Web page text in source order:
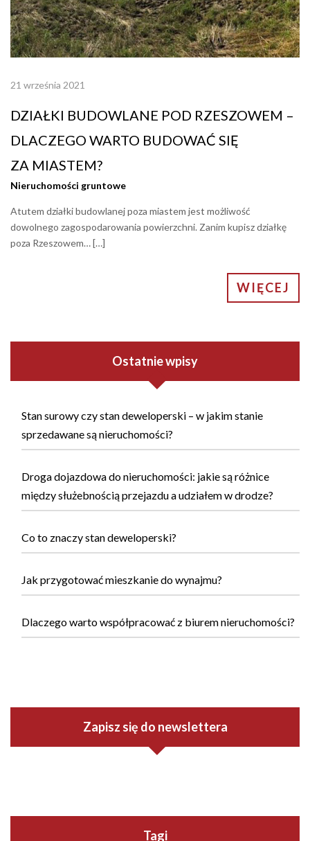
21 września 2021
DZIAŁKI BUDOWLANE POD RZESZOWEM –
DLACZEGO WARTO BUDOWAĆ SIĘ
ZA MIASTEM?
Nieruchomości gruntowe
Atutem działki budowlanej poza miastem jest możliwość
dowolnego zagospodarowania powierzchni. Zanim kupisz działkę
poza Rzeszowem… […]
WIĘCEJ
Ostatnie wpisy
Stan surowy czy stan deweloperski – w jakim stanie
sprzedawane są nieruchomości?
Droga dojazdowa do nieruchomości: jakie są różnice
między służebnością przejazdu a udziałem w drodze?
Co to znaczy stan deweloperski?
Jak przygotować mieszkanie do wynajmu?
Dlaczego warto współpracować z biurem nieruchomości?
Zapisz się do newslettera
Tagi